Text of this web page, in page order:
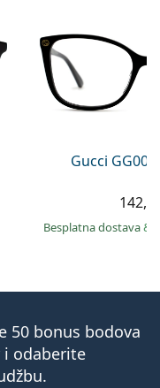
Gucci
Besplatna dostava&
50 bonus bodova
odaberite